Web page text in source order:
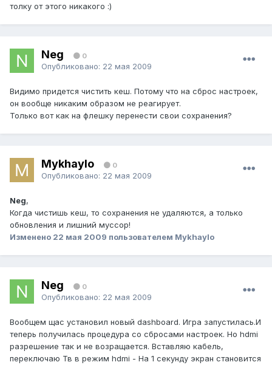
толку от этого никакого :)
Neg 0
Опубликовано: 22 мая 2009
Видимо придется чистить кеш. Потому что на сброс настроек,
он вообще никаким образом не реагирует.
Только вот как на флешку перенести свои сохранения?
Mykhaylo 0
Опубликовано: 22 мая 2009
Neg,
Когда чистишь кеш, то сохранения не удаляются, а только
обновления и лишний муссор!
Изменено 22 мая 2009 пользователем Mykhaylo
Neg 0
Опубликовано: 22 мая 2009
Вообщем щас установил новый dashboard. Игра запустилась.И
теперь получилась процедура со сбросами настроек. Но hdmi
разрешение так и не возращается. Вставляю кабель,
переключаю Тв в режим hdmi - На 1 секунду экран становится